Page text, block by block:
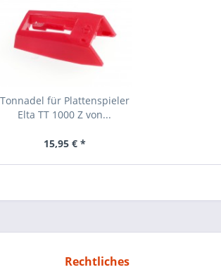
Tonnadel für Plattenspieler
Elta TT 1000 Z von...
15,95 € *
Rechtliches